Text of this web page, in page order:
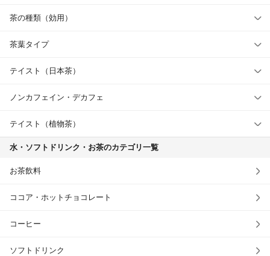
茶の種類（効用）
茶葉タイプ
テイスト（日本茶）
ノンカフェイン・デカフェ
テイスト（植物茶）
水・ソフトドリンク・お茶のカテゴリ一覧
お茶飲料
ココア・ホットチョコレート
コーヒー
ソフトドリンク